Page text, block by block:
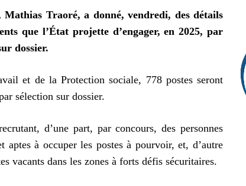
Traoré, a donné, vendredi, des détails
que l’État projette d’engager, en 2025, par
dossier.
et de la Protection sociale, 778 postes seront
sélection sur dossier.
d’une part, par concours, des personnes
à occuper les postes à pourvoir, et, d’autre
vacants dans les zones à forts défis sécuritaires.